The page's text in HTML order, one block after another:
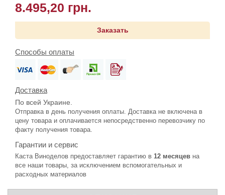
8.495,20 грн.
Заказать
Способы оплаты
Доставка
По всей Украине.
Отправка в день получения оплаты. Доставка не включена в
цену товара и оплачивается непосредственно перевозчику по
факту получения товара.
Гарантии и сервис
Каста Виноделов предоставляет гарантию в 12 месяцев на
все наши товары, за исключением вспомогательных и
расходных материалов